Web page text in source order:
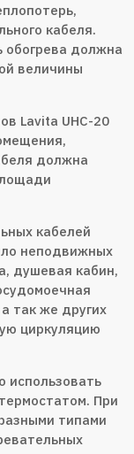
кабеля.
должна
величины
Lavita UHC-20
должна
кабелей
неподвижных
душевая кабин,
так же других
циркуляцию
использовать
При
типами